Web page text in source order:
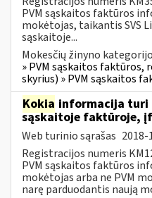
PVM sąskaitos faktūros
mokėtojas, taikantis SVS
sąskaitoje...
Mokesčių žinyno
» PVM sąskaitos faktūros,
skyrius) » PVM sąskaitos
Kokia informacija turi
sąskaitoje faktūroje,
Web turinio sąrašas 2018-
Registracijos numeris
PVM sąskaitos faktūros
mokėtojas arba ne PVM
narę parduodantis naują